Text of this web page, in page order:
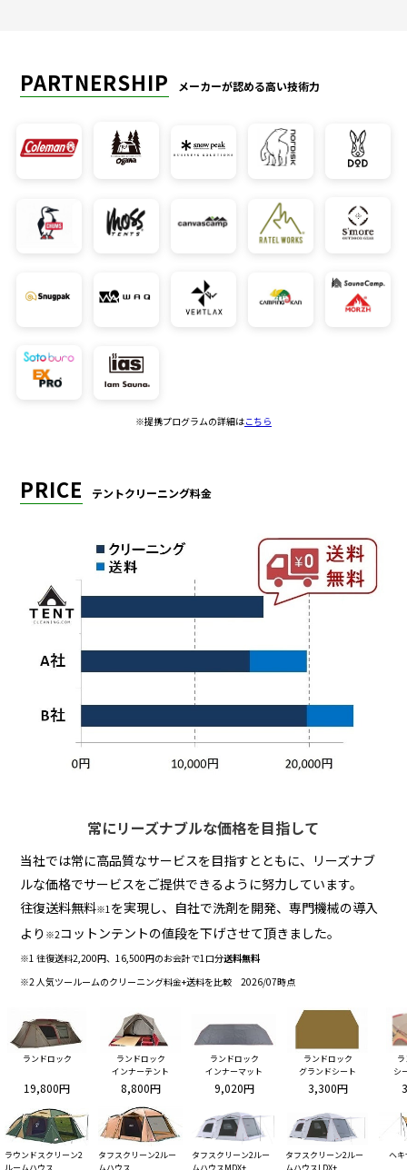
PARTNERSHIP メーカーが認める高い技術力
※提携プログラムの詳細はこちら
PRICE テントクリーニング料金
常にリーズナブルな価格を目指して
当社では常に高品質なサービスを目指すとともに、リーズナブ
ルな価格でサービスをご提供できるように努力しています。
往復送料無料※1を実現し、自社で洗剤を開発、専門機械の導入
より ※2コットンテントの値段を下げさせて頂きました。
※1 往復送料2,200円、16,500円のお会計で1口分送料無料
※2 人気ツールームのクリーニング料金+送料を比較 2026/07時点
ランドロック
19,800円
ランドロック
インナーテント
8,800円
ランドロック
インナーマット
9,020円
ランドロック
グランドシート
3,300円
シ
ラウンドスクリーン2
タフスクリーン2ルー
タフスクリーン2ルー
タフスクリーン2ルー
ヘキ